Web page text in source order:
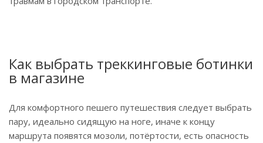
Как выбрать треккинговые ботинки
в магазине
Для комфортного пешего путешествия следует выбрать
пару, идеально сидящую на ноге, иначе к концу
маршрута появятся мозоли, потёртости, есть опасность